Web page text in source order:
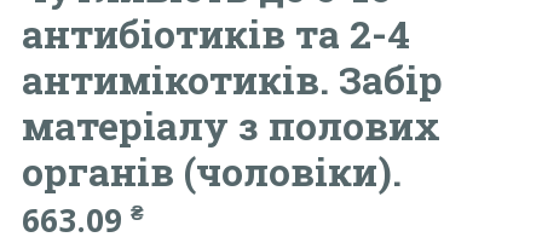
антибіотиків та 2-4
антимікотиків. Забір
матеріалу з полових
органів (чоловіки).
663.09 ₴